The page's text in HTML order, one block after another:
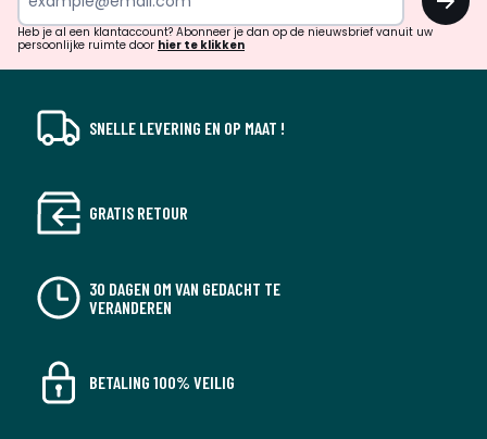
verrassingen?
Heb je al een klantaccount? Abonneer je dan op de nieuwsbrief vanuit uw
persoonlijke ruimte door hier te klikken
SNELLE LEVERING EN OP MAAT !
GRATIS RETOUR
30 DAGEN OM VAN GEDACHT TE
VERANDEREN
BETALING 100% VEILIG